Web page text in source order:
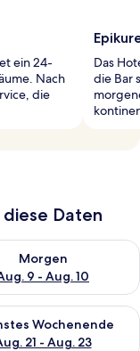
ein 24-
Nach
die
Das
die Bar
Daten
Aug. 8 - Aug. 9.
Morgen
9 - Aug. 10
die Verfügbarkeit
Aug. 14
Wochenende
21 - Aug. 23
die Verfügbarkeit